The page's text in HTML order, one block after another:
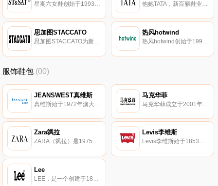
星期六女鞋创始于1993年，现代都市女性钟爱的鞋类品牌，专注于为都市女性提供独特而时尚的流行鞋履。星期六女鞋产品包含靴子、高跟鞋、皮鞋、单鞋、凉鞋等。 他她TATA，新百丽鞋业（深圳）有限公司旗下品牌，定位于20-35岁的白领女性。她他是国内中高档时尚女鞋知名品牌，国内大型的鞋类产品零售商。
思加图STACCATO
思加图STACCATO为新百丽鞋业（深圳）有限公司旗下品牌，国内高档女鞋品牌代表，深受追求品位的顾客和高级白领的喜爱。思图加从事男女皮鞋、手袋等的设计、生产、销售的大型企业。
热风hotwind
热风hotwind创始于1996年，买手快时尚品牌典范，集设计精选和销售于一体。热风涵盖鞋品、服装、箱包、配饰、时尚生活用品的精选时尚零售连锁品牌。
服饰鞋包 (00)
JEANSWEST真维斯 马克华菲
Zara飒拉
ZARA（飒拉）是1975年设立于西班牙隶属Inditex集团（股票代码ITX）旗下的一个子公司，既是服装品牌也是专营ZARA品牌服装的连锁零售品牌。ZARA是全球排名第三、西班牙排名第一的服装商。
Levis李维斯
Levis李维斯始于1853年美国，世界知名牛仔服饰品牌。靛蓝牛仔斜纹布、腰后侧的皮章、裤后袋上的弧线、铆钉、独有的红旗标等都是李维斯的特点。
Lee
LEE，是一个创建于1889年的美国著名牛仔裤品牌，追求实用与时尚，创造了经典的吊带工人裤，生产了世界上第一条拉链牛仔裤。LEE凭着其首创及经典设计，LEE牛仔裤成为牛仔裤坛的经典与权威，被誉为世界三大牛仔裤品牌之一。